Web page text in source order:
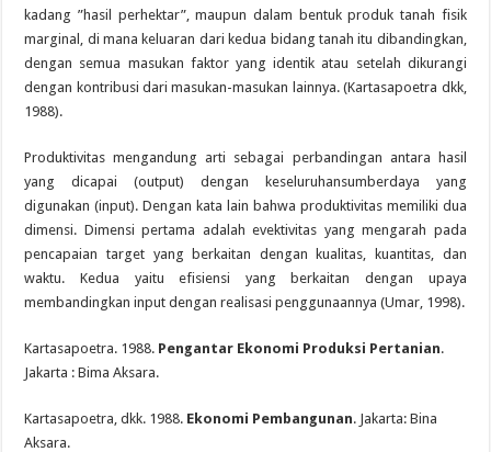
kadang ”hasil perhektar”, maupun dalam bentuk produk tanah fisik
marginal, di mana keluaran dari kedua bidang tanah itu dibandingkan,
dengan semua masukan faktor yang identik atau setelah dikurangi
dengan kontribusi dari masukan-masukan lainnya. (Kartasapoetra dkk,
1988).
Produktivitas mengandung arti sebagai perbandingan antara hasil
yang dicapai (output) dengan keseluruhansumberdaya yang
digunakan (input). Dengan kata lain bahwa produktivitas memiliki dua
dimensi. Dimensi pertama adalah evektivitas yang mengarah pada
pencapaian target yang berkaitan dengan kualitas, kuantitas, dan
waktu. Kedua yaitu efisiensi yang berkaitan dengan upaya
membandingkan input dengan realisasi penggunaannya (Umar, 1998).
Kartasapoetra. 1988. Pengantar Ekonomi Produksi Pertanian.
Jakarta : Bima Aksara.
Kartasapoetra, dkk. 1988. Ekonomi Pembangunan. Jakarta: Bina
Aksara.